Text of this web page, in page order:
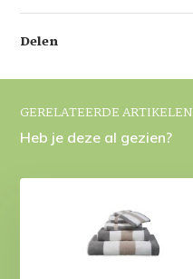
Delen
GERELATEERDE ARTIKELEN
Heb je deze al gezien?